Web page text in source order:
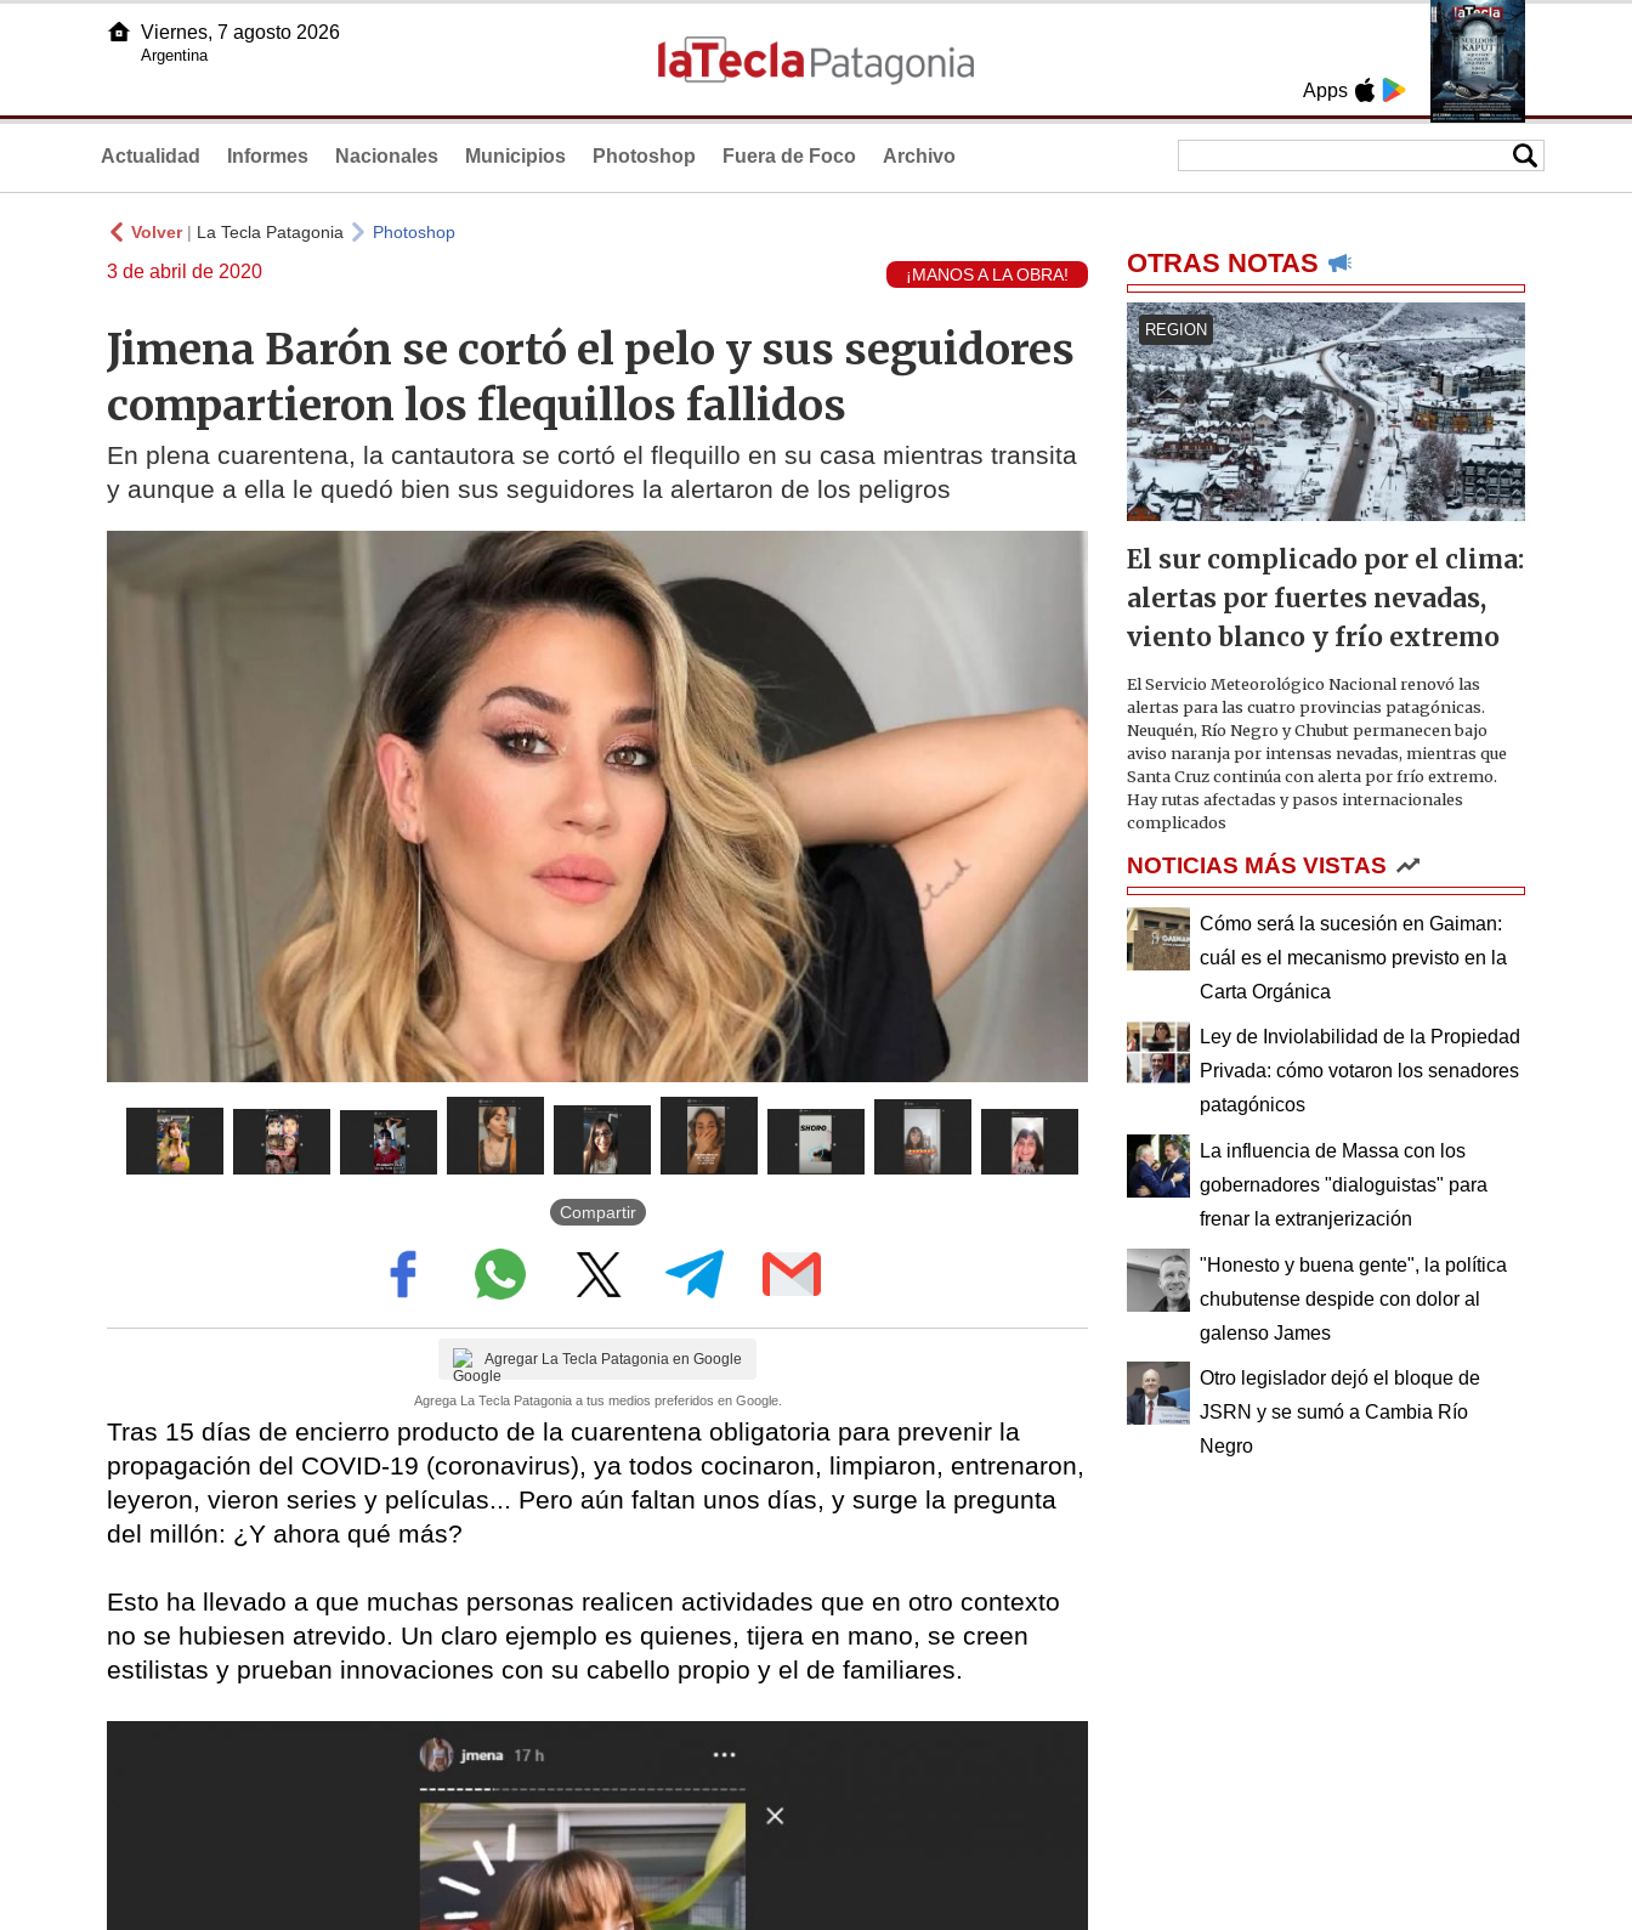
Apps
Viernes, 7 agosto 2026
Argentina
Actualidad Informes Nacionales Municipios Photoshop Fuera de Foco Archivo
Volver| La Tecla Patagonia Photoshop
3 de abril de 2020 ¡MANOS A LA OBRA!
Jimena Barón se cortó el pelo y sus seguidores
compartieron los flequillos fallidos
En plena cuarentena, la cantautora se cortó el flequillo en su casa mientras transita
y aunque a ella le quedó bien sus seguidores la alertaron de los peligros
Compartir
Agregar La Tecla Patagonia en Google
Agrega La Tecla Patagonia a tus medios preferidos en Google.
Tras 15 días de encierro producto de la cuarentena obligatoria para prevenir la
propagación del COVID-19 (coronavirus), ya todos cocinaron, limpiaron, entrenaron,
leyeron, vieron series y películas... Pero aún faltan unos días, y surge la pregunta
del millón: ¿Y ahora qué más?
Esto ha llevado a que muchas personas realicen actividades que en otro contexto
no se hubiesen atrevido. Un claro ejemplo es quienes, tijera en mano, se creen
estilistas y prueban innovaciones con su cabello propio y el de familiares.
OTRAS NOTAS
REGION
El sur complicado por el clima:
alertas por fuertes nevadas,
viento blanco y frío extremo
El Servicio Meteorológico Nacional renovó las
alertas para las cuatro provincias patagónicas.
Neuquén, Río Negro y Chubut permanecen bajo
aviso naranja por intensas nevadas, mientras que
Santa Cruz continúa con alerta por frío extremo.
Hay rutas afectadas y pasos internacionales
complicados
NOTICIAS MÁS VISTAS
Cómo será la sucesión en Gaiman:
cuál es el mecanismo previsto en la
Carta Orgánica
Ley de Inviolabilidad de la Propiedad
Privada: cómo votaron los senadores
patagónicos
La influencia de Massa con los
gobernadores "dialoguistas" para
frenar la extranjerización
"Honesto y buena gente", la política
chubutense despide con dolor al
galenso James
Otro legislador dejó el bloque de
JSRN y se sumó a Cambia Río
Negro